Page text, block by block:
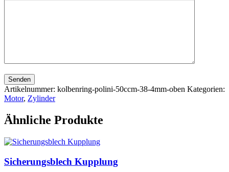
Senden
Artikelnummer: kolbenring-polini-50ccm-38-4mm-oben Kategorien:
Motor, Zylinder
Ähnliche Produkte
Sicherungsblech Kupplung